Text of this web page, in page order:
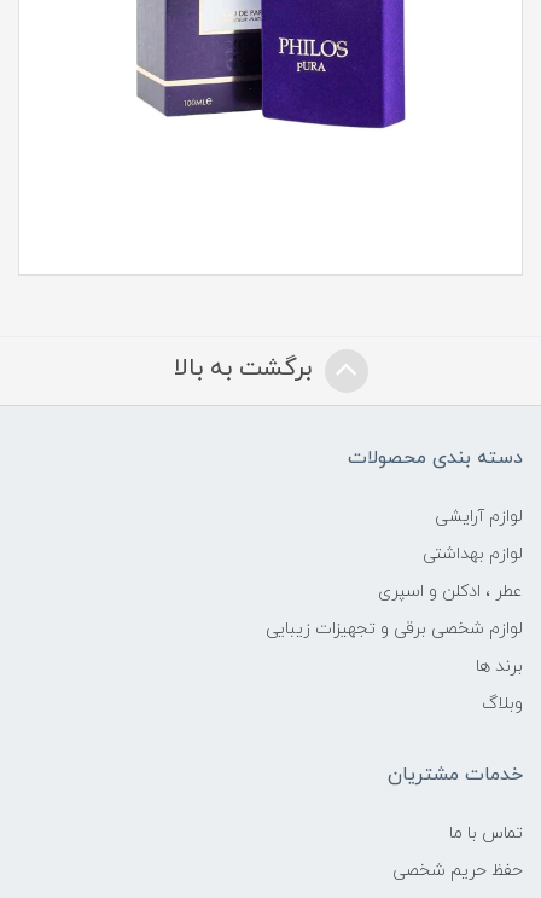
برگشت به بالا
دسته بندی محصولات
لوازم آرایشی
لوازم بهداشتی
عطر ، ادکلن و اسپری
لوازم شخصی برقی و تجهیزات زیبایی
برند ها
وبلاگ
خدمات مشتریان
تماس با ما
حفظ حریم شخصی